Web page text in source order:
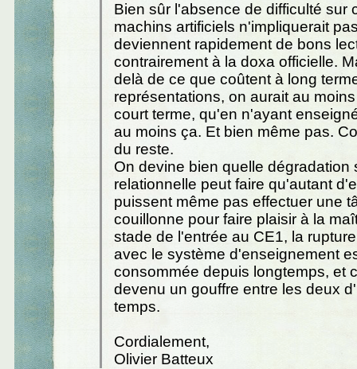
Bien sûr l'absence de difficulté sur
machins artificiels n'impliquerait
deviennent rapidement de bons
contrairement à la doxa officielle.
delà de ce que coûtent à long
représentations, on aurait au
court terme, qu'en n'ayant
au moins ça. Et bien même pas.
du reste.
On devine bien quelle dégradation
relationnelle peut faire qu'autant
puissent même pas effectuer une
couillonne pour faire plaisir à la
stade de l'entrée au CE1, la
avec le système d'enseignement
consommée depuis longtemps, et
devenu un gouffre entre les deux
temps.
Cordialement,
Olivier Batteux